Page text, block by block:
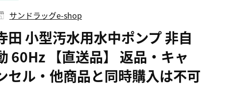
サンドラッグe-shop
田 小型汚水用水中ポンプ 非自
60Hz 【直送品】 返品・キャ
セル・他商品と同時購入は不可